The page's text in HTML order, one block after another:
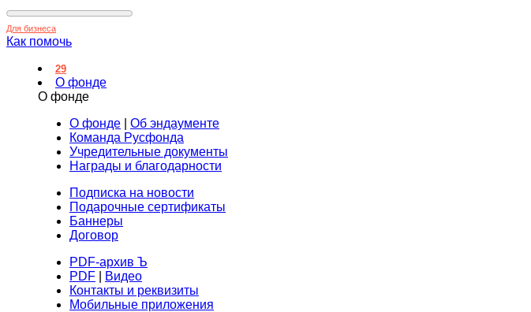
Для бизнеса
Как помочь
29
О фонде
О фонде
О фонде
Об эндаументе
Команда Русфонда
Учредительные документы
Награды и благодарности
Подписка на новости
Подарочные сертификаты
Баннеры
Договор
PDF-архив Ъ
PDF
Видео
Контакты и реквизиты
Мобильные приложения